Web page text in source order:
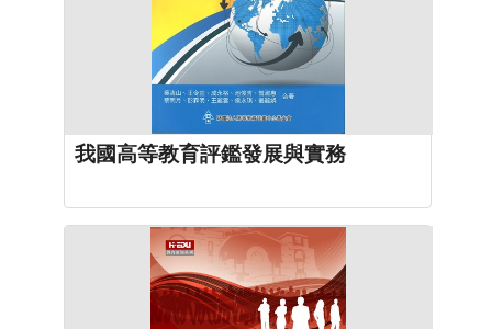
我國高等教育評鑑發展與實務